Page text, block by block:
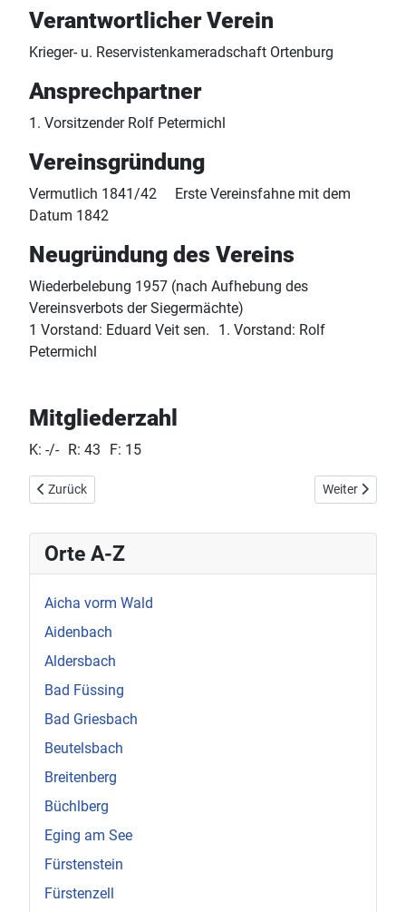
Verantwortlicher Verein
Krieger- u. Reservistenkameradschaft Ortenburg
Ansprechpartner
1. Vorsitzender Rolf Petermichl
Vereinsgründung
Vermutlich 1841/42 Erste Vereinsfahne mit dem
Datum 1842
Neugründung des Vereins
Wiederbelebung 1957 (nach Aufhebung des
Vereinsverbots der Siegermächte)
1 Vorstand: Eduard Veit sen. 1. Vorstand: Rolf
Petermichl
Mitgliederzahl
K: -/- R: 43 F: 15
Vorheriger Beitrag: Ortenburg Gedenktafel in der Kirche
Zurück Nächster
Weiter
Orte A-Z
Aicha vorm Wald
Aidenbach
Aldersbach
Bad Füssing
Bad Griesbach
Beutelsbach
Breitenberg
Büchlberg
Eging am See
Fürstenstein
Fürstenzell